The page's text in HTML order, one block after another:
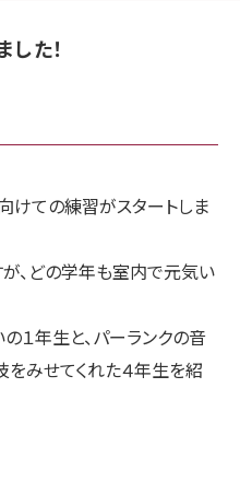
た！
ての練習がスタートしま
、どの学年も室内で元気い
１年生と、パーランクの音
みせてくれた４年生を紹